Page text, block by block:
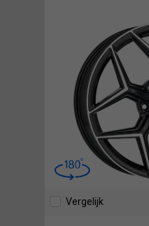
Vergelijk